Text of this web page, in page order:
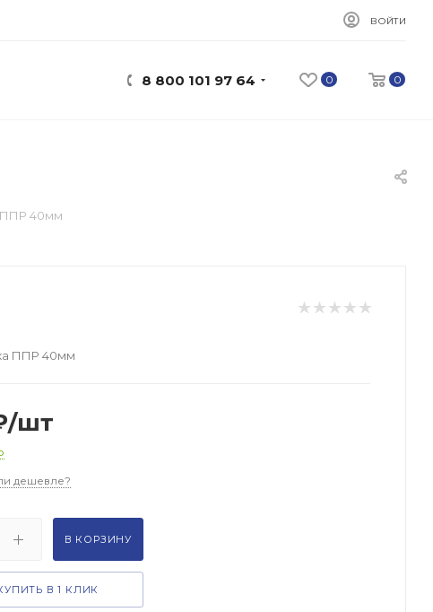
ВОЙТИ
0 0
8 800 101 97 64
ППР 40мм
ППР 40мм
/шт
дешевле?
В КОРЗИНУ
В 1 КЛИК